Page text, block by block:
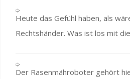
Heute das Gefühl haben, als
Rechtshänder. Was ist los mit
Der Rasenmähroboter gehört